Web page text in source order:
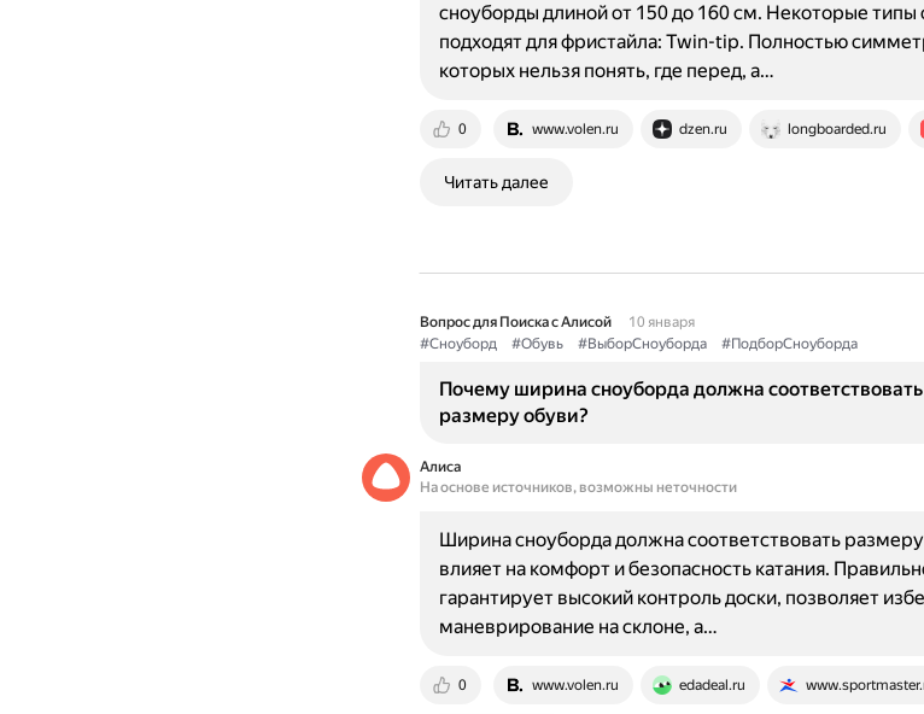
0 www.volen.ru dzen.ru longboarded.ru
сноуборды длиной от 150 до 160 см. Некоторые типы
подходят для фристайла: Twin-tip. Полностью
которых нельзя понять, где перед, а…
Читать далее
Вопрос для Поиска с Алисой
10 января
#Сноуборд
#Обувь #ВыборСноуборда #ПодборСноуборда
Почему ширина сноуборда должна соответствовать
размеру обуви?
Алиса
На основе источников, возможны неточности
0 www.volen.ru edadeal.ru
Ширина сноуборда должна соответствовать
влияет на комфорт и безопасность катания.
гарантирует высокий контроль доски, позволяет
маневрирование на склоне, а…